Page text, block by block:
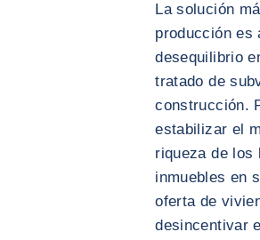
La solución
producción es
desequilibrio
tratado de
construcción.
estabilizar el
riqueza de los
inmuebles en
oferta de
desincentivar